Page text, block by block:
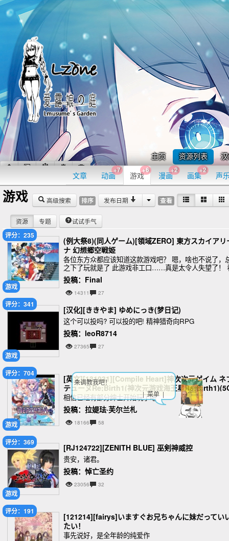
主页 资源列表
文章 动画
+7
游戏
+6
漫画
+2
画集
+2
声
游戏 高级搜索 排序 发布日期 查看
资源 专题 试试手气
游戏
评分：235
(例大祭8)(同人ゲーム)[領域ZERO] 東方スカイアリ
ナ 幻想郷空戦姫
各位东方众都应该知道这款游戏吧？ 嗯，啥也不说了，
之下了玩就是了 此游戏非工口……真是太令人失望了！
一会儿淫妖虫冷静一下……
投稿：Final
14311 27
游戏
评分：341
[汉化][ききやま] ゆめにっき(梦日记)
这个可以投吗? 可以投的吧! 精神猎奇向RPG​
投稿：leoR8714
27365 27
游戏
评分：704
[英文][131031][Compile Heart]神次次元ゲイム ネ
テューヌRe;Birth1(神次元游戏海王星
相信已经有部分绅士开始玩了吧
投稿：拉媞珐·芙尔兰札
18166 58
游戏
评分：369
[RJ124722][ZENITH BLUE] 巫剣神威控
贵安，诸君。
投稿：悼亡圣约
23056 32
评分：191
[121214][fairys]いますぐお兄ちゃんに妹だってい
たい！
事先说好，是全年龄的纯爱作
来调教我吧！
| 菜单 |